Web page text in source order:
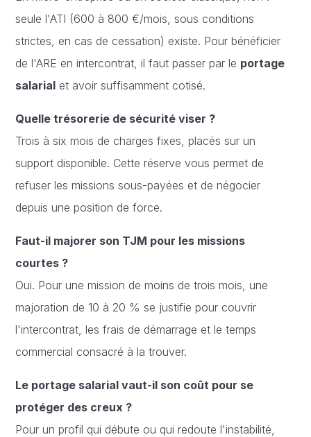
seule l'ATI (600 à 800 €/mois, sous conditions
strictes, en cas de cessation) existe. Pour bénéficier
de l'ARE en intercontrat, il faut passer par le portage
salarial et avoir suffisamment cotisé.
Quelle trésorerie de sécurité viser ?
Trois à six mois de charges fixes, placés sur un
support disponible. Cette réserve vous permet de
refuser les missions sous-payées et de négocier
depuis une position de force.
Faut-il majorer son TJM pour les missions
courtes ?
Oui. Pour une mission de moins de trois mois, une
majoration de 10 à 20 % se justifie pour couvrir
l'intercontrat, les frais de démarrage et le temps
commercial consacré à la trouver.
Le portage salarial vaut-il son coût pour se
protéger des creux ?
Pour un profil qui débute ou qui redoute l'instabilité,